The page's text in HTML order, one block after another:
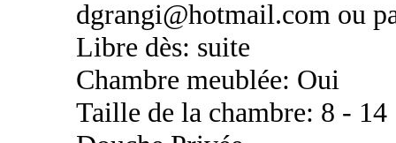
dgrangi@hotmail.com ou
Libre dès: suite
Chambre meublée: Oui
Taille de la chambre: 8 -